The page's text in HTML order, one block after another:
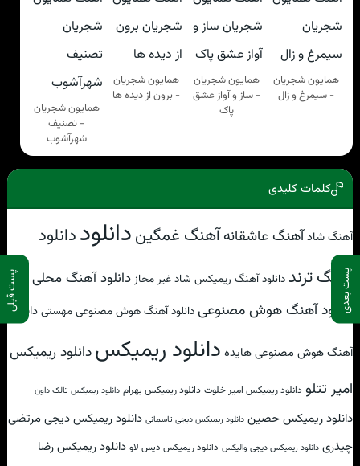
پست بعدی پست قبلی
همایون شجریان
- سیمرغ و زال
همایون شجریان
- ساز و آواز عشق
پاک
همایون شجریان
- برون از دیده ها
همایون شجریان
- تصنیف
شهرآشوب
کلمات کلیدی
آهنگ شادآهنگ عاشقانهآهنگ غمگیندانلوددانلود
آهنگ ترند دانلود آهنگ ریمیکس شاد غیر مجاز دانلود آهنگ محلی
دانلود آهنگ هوش مصنوعیدانلود آهنگ هوش مصنوعی مهستیدانلود
آهنگ هوش مصنوعی هایده دانلود ریمیکسدانلود ریمیکس
امیر تتلو دانلود ریمیکس امیر خلوت دانلود ریمیکس بهرام دانلود ریمیکس تالک داون
دانلود ریمیکس حصین دانلود ریمیکس دیجی تاسمانی دانلود ریمیکس دیجی مرتضی
چیذری دانلود ریمیکس دیجی والیکس دانلود ریمیکس دیس لاو دانلود ریمیکس رضا